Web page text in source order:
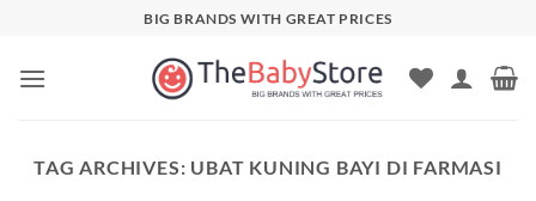
content
BIG BRANDS WITH GREAT PRICES
TAG ARCHIVES: UBAT KUNING BAYI DI FARMASI